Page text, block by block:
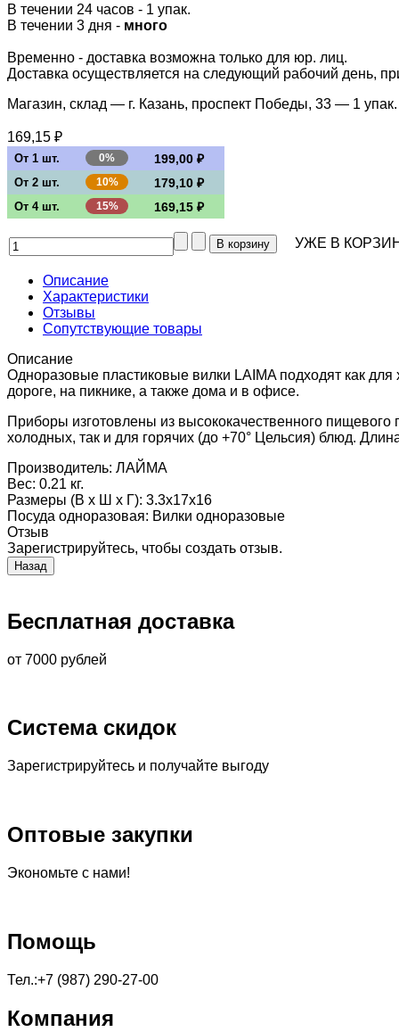
В течении 24 часов - 1 упак.
В течении 3 дня - много
Временно - доставка возможна только для юр. лиц.
Доставка осуществляется на следующий рабочий день,
Магазин, склад — г. Казань, проспект Победы, 33 — 1 упак.
169,15 ₽
От 1 шт. 0% 199,00 ₽
От 2 шт. 10% 179,10 ₽
От 4 шт. 15% 169,15 ₽
УЖЕ В
Описание
Характеристики
Отзывы
Сопутствующие товары
Описание
Одноразовые пластиковые вилки LAIMA подходят как
дороге, на пикнике, а также дома и в офисе.
Приборы изготовлены из высококачественного пищевого
холодных, так и для горячих (до +70° Цельсия) блюд.
Производитель: ЛАЙМА
Вес: 0.21 кг.
Размеры (В х Ш х Г): 3.3x17x16
Посуда одноразовая: Вилки одноразовые
Отзыв
Зарегистрируйтесь, чтобы создать отзыв.
Бесплатная доставка
от 7000 рублей
Система скидок
Зарегистрируйтесь и получайте выгоду
Оптовые закупки
Экономьте с нами!
Помощь
Тел.:+7 (987) 290-27-00
Компания